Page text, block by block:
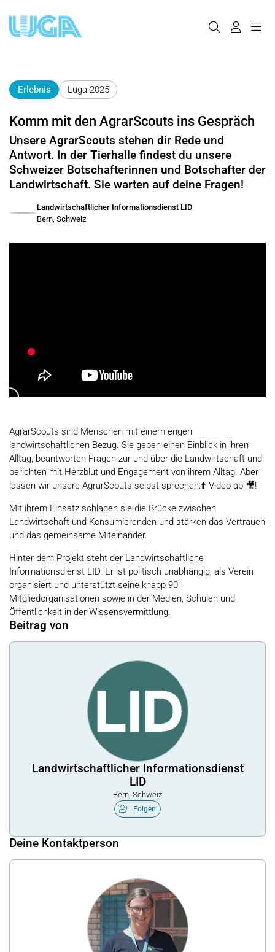
Erlebnis Luga 2025
Komm mit den AgrarScouts ins Gespräch
Unsere AgrarScouts stehen dir Rede und
Antwort. In der Tierhalle findest du unsere
Schweizer Botschafterinnen und Botschafter der
Landwirtschaft. Sie warten auf deine Fragen!
Landwirtschaftlicher Informationsdienst LID
Bern, Schweiz
AgrarScouts sind Menschen mit einem engen
landwirtschaftlichen Bezug. Sie geben einen Einblick in ihren
Alltag, beantworten Fragen zur und über die Landwirtschaft und
berichten mit Herzblut und Engagement von ihrem Alltag. Aber
lassen wir unsere AgrarScouts selbst sprechen:⬆️ Video ab 🎥!
Mit ihrem Einsatz schlagen sie die Brücke zwischen
Landwirtschaft und Konsumierenden und stärken das Vertrauen
und das gemeinsame Miteinander.
Hinter dem Projekt steht der Landwirtschaftliche
Informationsdienst LID. Er ist politisch unabhängig, als Verein
organisiert und unterstützt seine knapp 90
Mitgliedorganisationen sowie in der Medien, Schulen und
Öffentlichkeit in der Wissensvermittlung.
Beitrag von
Landwirtschaftlicher Informationsdienst
LID
Bern, Schweiz
Folgen
Deine Kontaktperson